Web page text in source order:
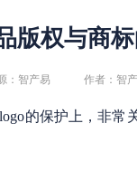
版权与商
：智产易 作者：智
的保护上，非常